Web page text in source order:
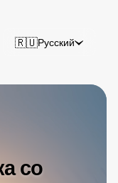
🇷🇺Русский
со